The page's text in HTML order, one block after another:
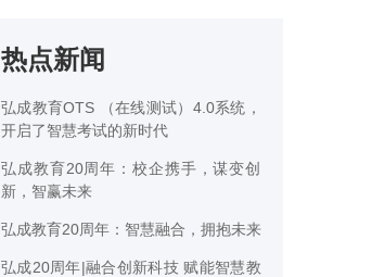
热点新闻
弘成教育OTS （在线测试）4.0系统，
开启了智慧考试的新时代
弘成教育20周年：校企携手，谋变创
新，智赢未来
弘成教育20周年：智慧融合，拥抱未来
弘成20周年|融合创新科技 赋能智慧教